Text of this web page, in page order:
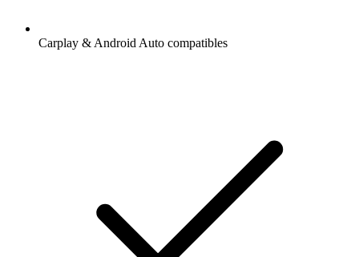
Carplay & Android Auto compatibles